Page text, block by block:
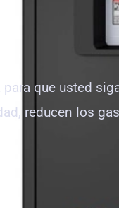
que usted
reducen los